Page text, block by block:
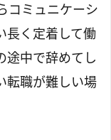
コミュニケーシ
長く定着して働
途中で辞めてし
転職が難しい場